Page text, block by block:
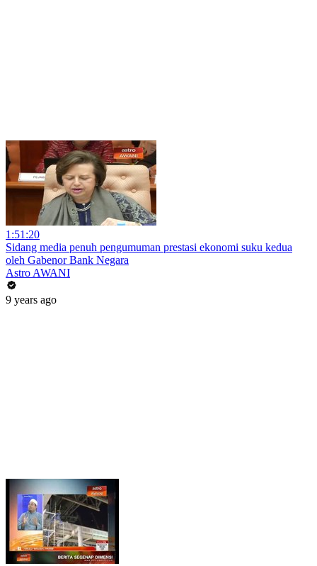
1:51:20
Sidang media penuh pengumuman prestasi ekonomi suku kedua
oleh Gabenor Bank Negara
Astro AWANI
9 years ago